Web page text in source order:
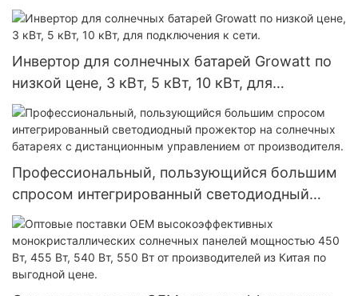
Инвертор для солнечных батарей Growatt по
низкой цене, 3 кВт, 5 кВт, 10 кВт, для
подключения к сети.
Профессиональный, пользующийся большим
спросом интегрированный светодиодный
прожектор на солнечных батареях с
дистанционным управлением от
производителя.